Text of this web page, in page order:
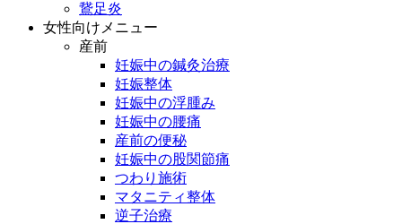
鵞足炎
女性向けメニュー
産前
妊娠中の鍼灸治療
妊娠整体
妊娠中の浮腫み
妊娠中の腰痛
産前の便秘
妊娠中の股関節痛
つわり施術
マタニティ整体
逆子治療